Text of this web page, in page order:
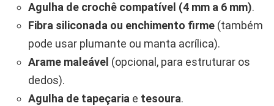
Agulha de crochê compatível (4 mm a 6 mm).
Fibra siliconada ou enchimento firme (também
pode usar plumante ou manta acrílica).
Arame maleável (opcional, para estruturar os
dedos).
Agulha de tapeçaria e tesoura.